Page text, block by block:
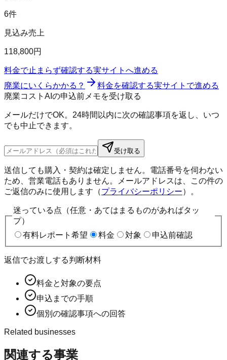
6件
見込み売上
118,800円
料金で止まらず確認する実サイトへ進める
廃業にいくらかかる？
料金を確認する実サイトで進める
廃業コストAIの申込前メモを受け取る
メールだけでOK。24時間以内に次の確認事項を返し、いつ
でも中止できます。
受け取る
送信しても購入・契約は確定しません。電話番号を伺わない
ため、営業電話もありません。メールアドレスは、この件の
ご返信のみに使用します（プライバシーポリシー）。
迷っている点（任意・あてはまるものがあればタッ
プ）
有料レポート希望
料金 対象 申込前確認
返信でお渡しする判断材料
料金と対象の要点
申込までの手順
個別の確認事項への回答
Related businesses
関連する事業